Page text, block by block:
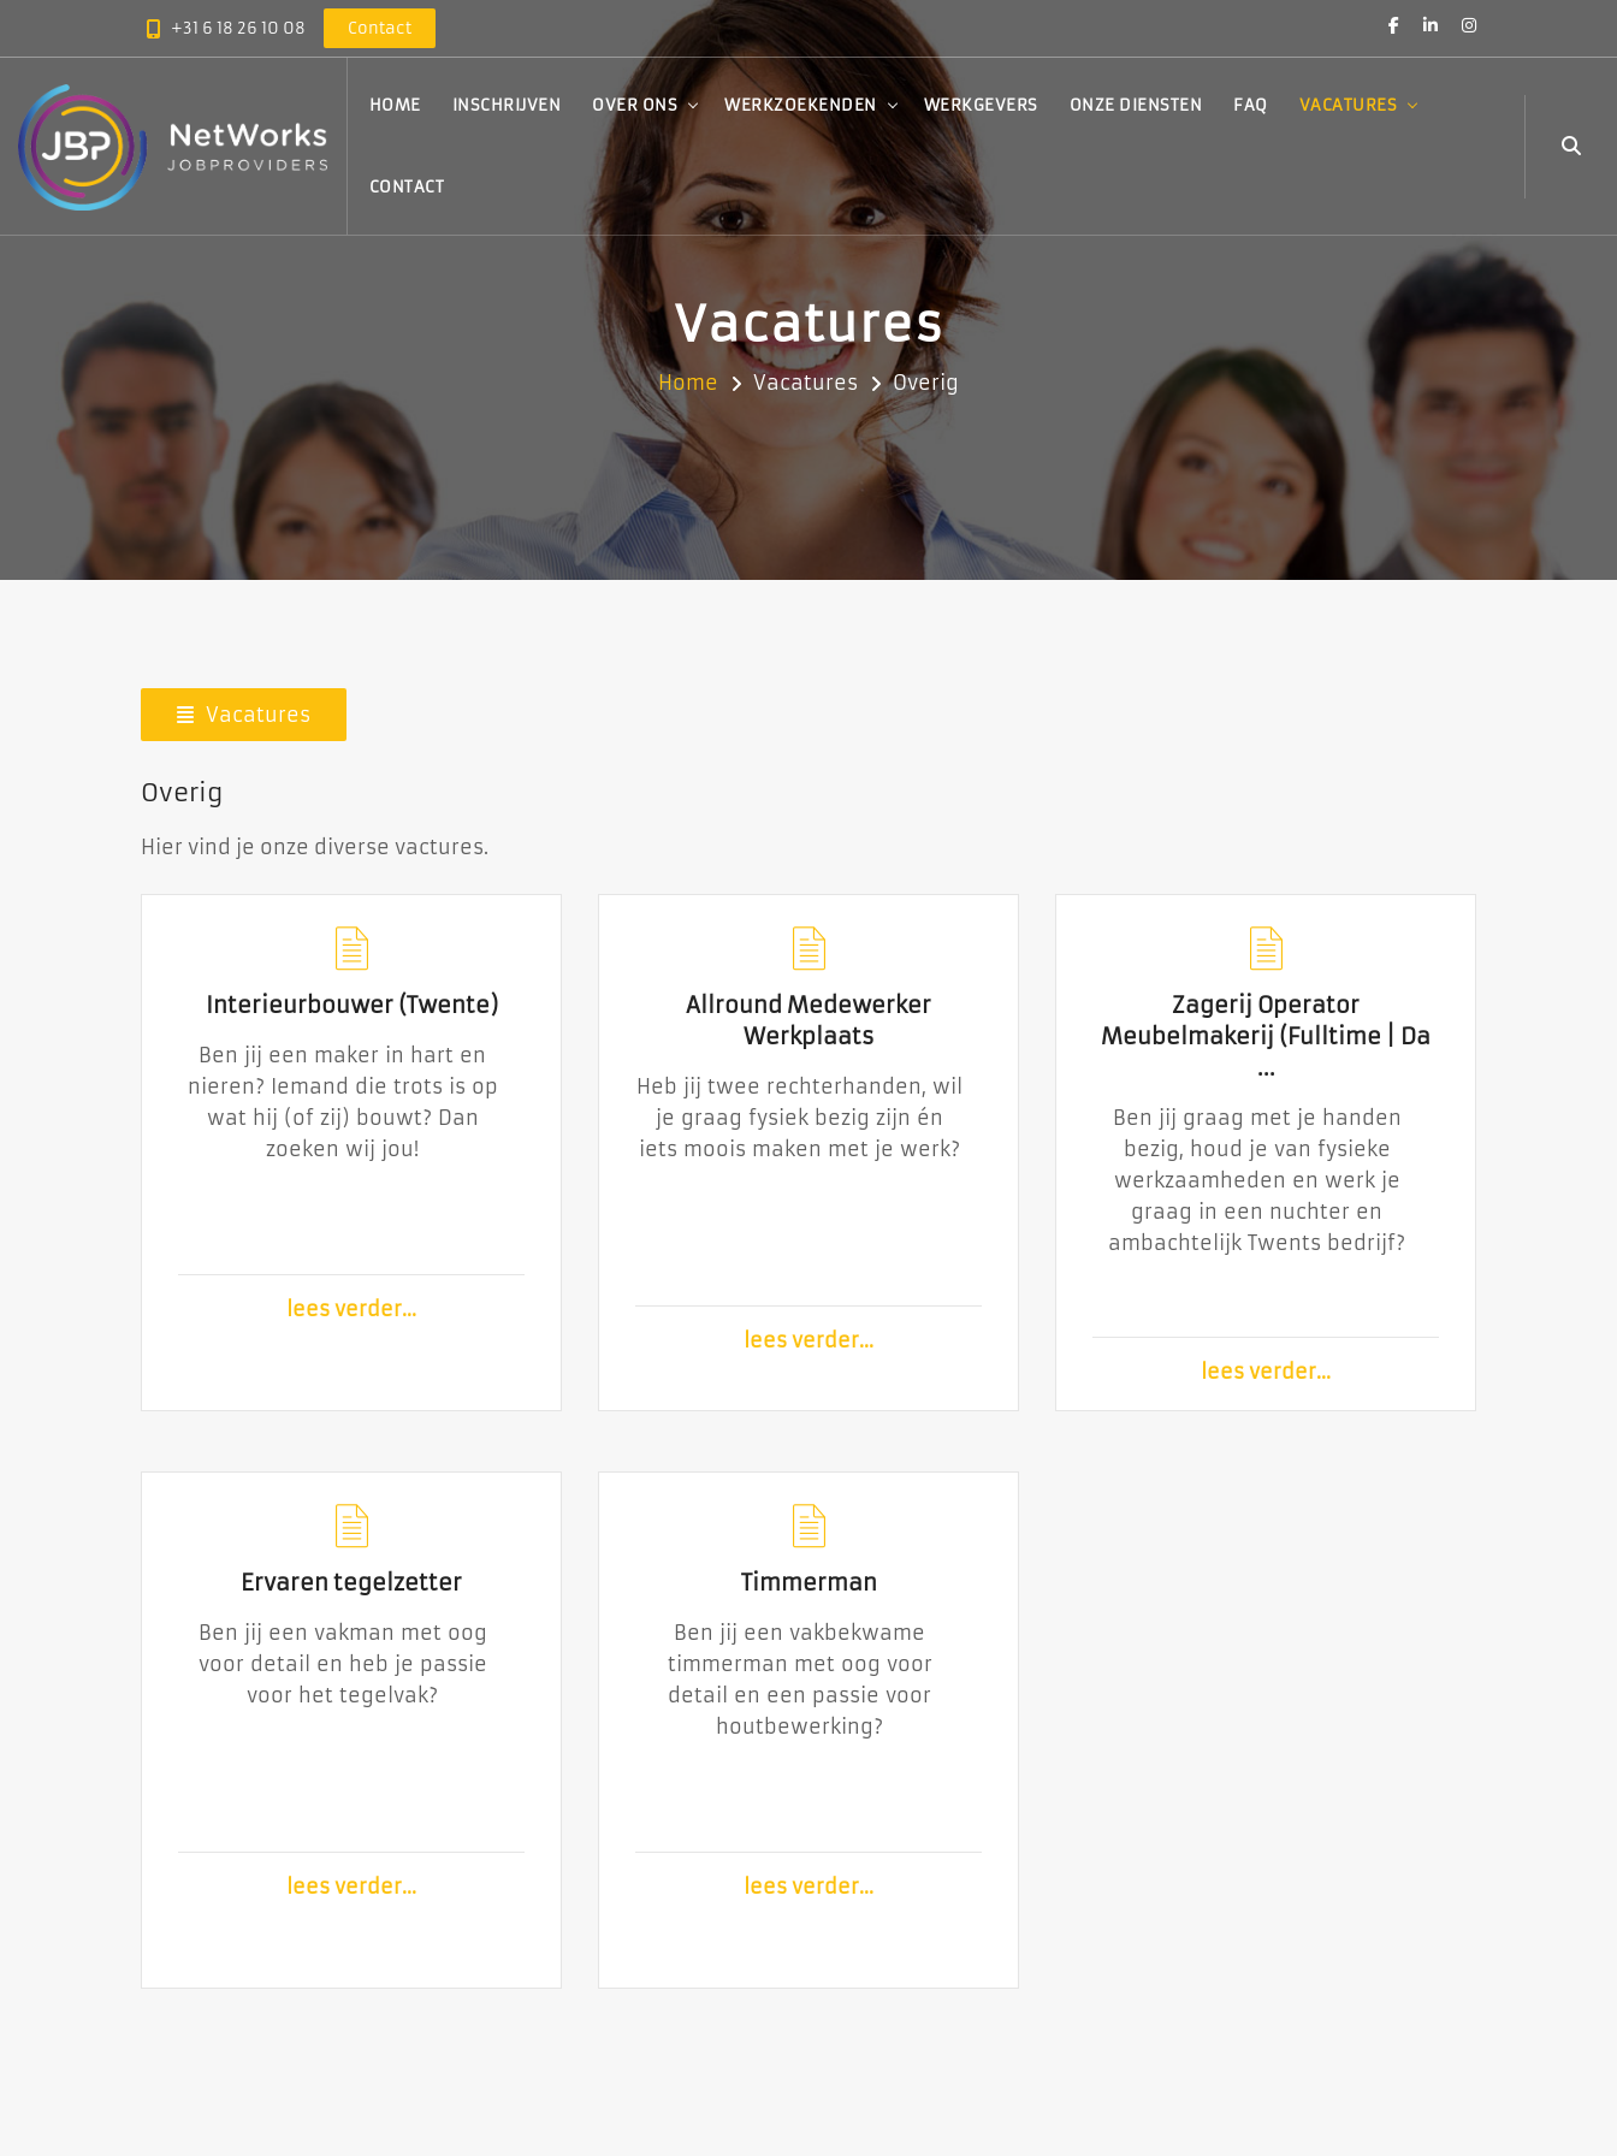
+31 6 18 26 10 08 Contact
HOME INSCHRIJVEN OVER ONS WERKZOEKENDEN WERKGEVERS ONZE DIENSTEN FAQ VACATURES
CONTACT
Vacatures
Home Vacatures Overig
Vacatures
Overig
Hier vind je onze diverse vactures.
Interieurbouwer (Twente)
Ben jij een maker in hart en
nieren? Iemand die trots is op
wat hij (of zij) bouwt? Dan
zoeken wij jou!
lees verder...
Interieurbouwer (Twente)
Ben jij een maker in hart en
nieren? Iemand die trots is
op wat hij (of zij) bouwt?
Dan zoeken wij jou!
lees verder...
Allround Medewerker
Werkplaats
Heb jij twee rechterhanden, wil
je graag fysiek bezig zijn én
iets moois maken met je werk?
lees verder...
Allround Medewerker
Werkplaats
Heb jij twee rechterhanden,
wil je graag fysiek bezig zijn
én iets moois maken met je
lees verder...
Zagerij Operator
Meubelmakerij (Fulltime | Da
...
Ben jij graag met je handen
bezig, houd je van fysieke
werkzaamheden en werk je
graag in een nuchter en
ambachtelijk Twents bedrijf?
lees verder...
Zagerij Operator
Meubelmakerij (Fulltime |
Ben jij graag met je handen
bezig, houd je van fysieke
werkzaamheden en werk je
graag in een nuchter en
ambachtelijk Twents bedrijf?
lees verder...
Ervaren tegelzetter
Ben jij een vakman met oog
voor detail en heb je passie
voor het tegelvak?
lees verder...
Ervaren tegelzetter
Ben jij een vakman met oog
voor detail en heb je passie
voor het tegelvak?
lees verder...
Timmerman
Ben jij een vakbekwame
timmerman met oog voor
detail en een passie voor
houtbewerking?
lees verder...
Ben jij een vakbekwame
timmerman met oog voor
detail en een passie voor
houtbewerking?
lees verder...